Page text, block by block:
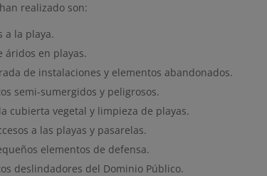
realizado son:
a la playa.
áridos en playas.
de instalaciones y elementos abandonados.
semi-sumergidos y peligrosos.
cubierta vegetal y limpieza de playas.
a las playas y pasarelas.
elementos de defensa.
deslindadores del Dominio Público.